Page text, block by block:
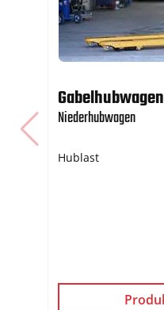
Gabelhubwagen
Niederhubwagen
Hublast